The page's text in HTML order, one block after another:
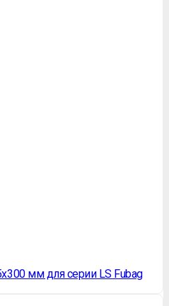
мм для серии LS Fubag